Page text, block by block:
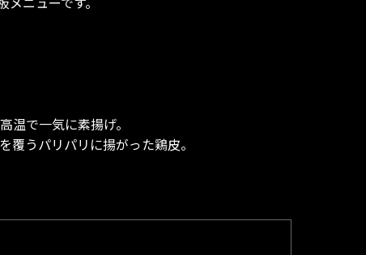
で一気に素揚げ。
うパリパリに揚がった鶏皮。